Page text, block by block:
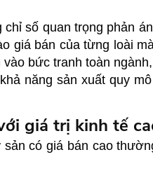
số quan trọng phản
giá bán của từng loài
bức tranh toàn
năng sản xuất quy
giá trị kinh tế
có giá bán cao